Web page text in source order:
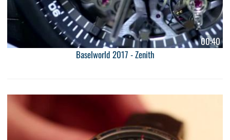
00:40
Baselworld 2017 - Zenith